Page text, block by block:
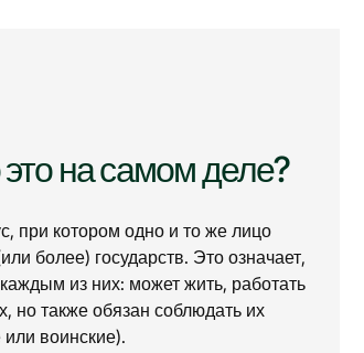
на самом деле?
при котором одно и то же лицо
более) государств. Это означает,
из них: может жить, работать
но также обязан соблюдать их
воинские).